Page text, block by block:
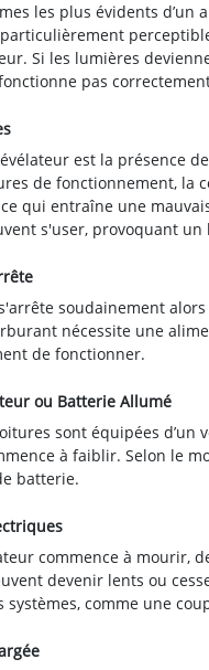
les plus évidents
Si les lumières
pas
est la présence
de fonctionnement, la
qui entraîne une
s'user, provoquant
soudainement
nécessite une
de fonctionner.
ou Batterie Allumé
sont équipées d’un
à faiblir. Selon le
batterie.
commence à mourir,
devenir lents ou
systèmes, comme une